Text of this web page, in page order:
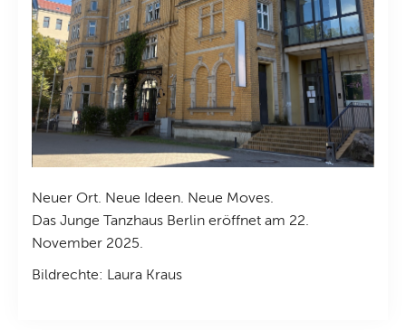
Neuer Ort. Neue Ideen. Neue Moves.
Das Junge Tanzhaus Berlin eröffnet am 22.
November 2025.
Bildrechte: Laura Kraus